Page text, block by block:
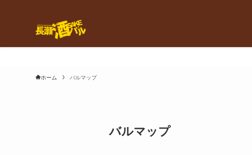
ホーム バルマップ
バルマップ